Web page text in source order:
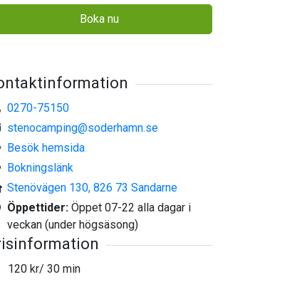
Boka nu
0270-75150
stenocamping@soderhamn.se
Besök hemsida
Bokningslänk
Stenövägen 130, 826 73 Sandarne
Öppettider: Öppet 07-22 alla dagar i
veckan (under högsäsong)
120 kr/ 30 min